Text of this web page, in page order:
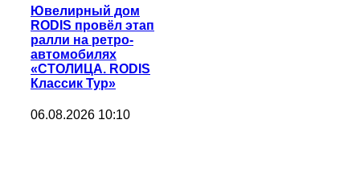
Ювелирный дом
RODIS провёл этап
ралли на ретро-
автомобилях
«СТОЛИЦА. RODIS
Классик Тур»
06.08.2026 10:10